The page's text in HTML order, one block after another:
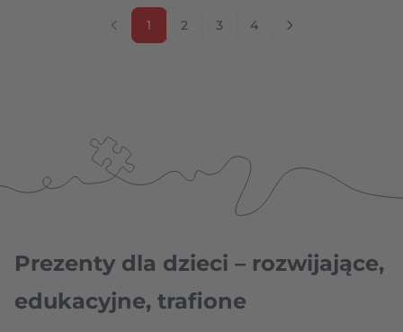
Aktualnie czytasz stronę
1 Strona
2 Strona
3 Strona
4
Prezenty dla dzieci – rozwijające,
edukacyjne, trafione